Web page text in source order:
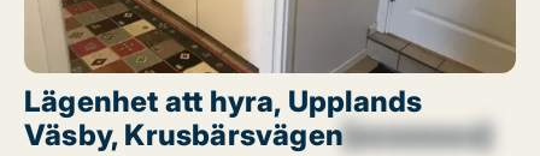
Lägenhet att hyra, Upplands
Väsby, Krusbärsvägen[xxxxxxxx]